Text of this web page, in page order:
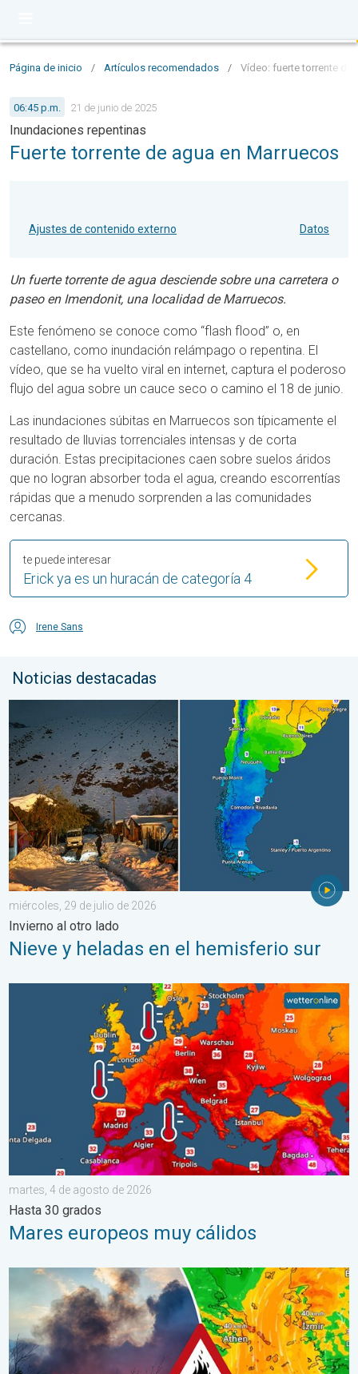
Página de inicio / Artículos recomendados / Vídeo: fuerte torrente de
06:45 p.m. 21 de junio de 2025
Inundaciones repentinas
Fuerte torrente de agua en Marruecos
Ajustes de contenido externo Datos
Un fuerte torrente de agua desciende sobre una carretera o
paseo en Imendonit, una localidad de Marruecos.
Este fenómeno se conoce como “flash flood” o, en
castellano, como inundación relámpago o repentina. El
vídeo, que se ha vuelto viral en internet, captura el poderoso
flujo del agua sobre un cauce seco o camino el 18 de junio.
Las inundaciones súbitas en Marruecos son típicamente el
resultado de lluvias torrenciales intensas y de corta
duración. Estas precipitaciones caen sobre suelos áridos
que no logran absorber toda el agua, creando escorrentías
rápidas que a menudo sorprenden a las comunidades
cercanas.
Erick ya es un huracán de categoría 4
te puede interesar
Irene Sans
Noticias destacadas
Nieve y heladas en el hemisferio sur. Invierno al otro lado. . .
miércoles, 29 de julio de 2026
Invierno al otro lado
Nieve y heladas en el hemisferio sur
Mares europeos muy cálidos. Hasta 30 grados. . . martes, 4
martes, 4 de agosto de 2026
Hasta 30 grados
Mares europeos muy cálidos
Los incendios arrasan el sureste de Europa. Calor y mucho